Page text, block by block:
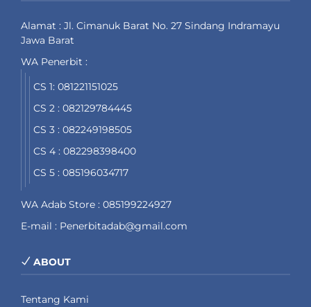
Alamat : Jl. Cimanuk Barat No. 27 Sindang Indramayu
Jawa Barat
WA Penerbit :
CS 1: 081221151025
CS 2 : 082129784445
CS 3 : 082249198505
CS 4 : 082298398400
CS 5 : 085196034717
WA Adab Store : 085199224927
E-mail : Penerbitadab@gmail.com
ABOUT
Tentang Kami